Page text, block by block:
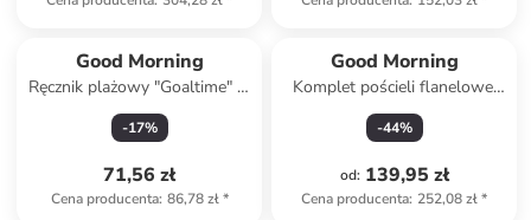
Good Morning
Ręcznik plażowy "Goaltime" w
kolorze zielonym
-17%
71,56 zł
Cena producenta: 86,78 zł*
Good Morning
Komplet pościeli flanelowej
"Winter Sand" w kolorze
beżowym
-44%
od: 139,95 zł
Cena producenta: 252,08 zł*